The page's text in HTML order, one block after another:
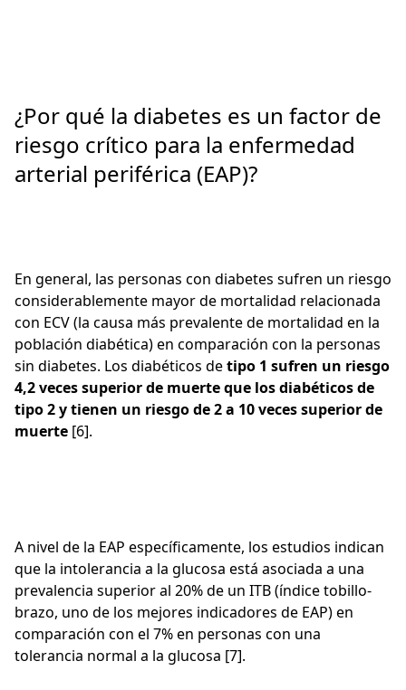
¿Por qué la diabetes es un factor de
riesgo crítico para la enfermedad
arterial periférica (EAP)?
En general, las personas con diabetes sufren un riesgo
considerablemente mayor de mortalidad relacionada
con ECV (la causa más prevalente de mortalidad en la
población diabética) en comparación con la personas
sin diabetes. Los diabéticos detipo 1 sufren un riesgo
4,2 veces superior de muerte que los diabéticos de
tipo 2 y tienen un riesgo de 2 a 10 veces superior de
muerte [6].
A nivel de la EAP específicamente, los estudios indican
que la intolerancia a la glucosa está asociada a una
prevalencia superior al 20% de un ITB (índice tobillo-
brazo, uno de los mejores indicadores de EAP) en
comparación con el 7% en personas con una
tolerancia normal a la glucosa [7].